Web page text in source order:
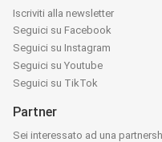
Iscriviti alla newsletter
Seguici su Facebook
Seguici su Instagram
Seguici su Youtube
Seguici su TikTok
Partner
Sei interessato ad una